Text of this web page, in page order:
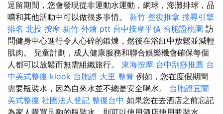
逗留期間，您會發現從非運動水運動，網球，海灘排球，品
嚐和其他活動中可以做很多事情。 新竹 整復推拿 搜尋引擎
排名 北投 按摩 新竹 外燴 ptt 台中按摩平價 台胞證桃園 訪
問健身中心進行令人心碎的鍛煉，然後在浴缸中放鬆並減輕
肌肉。 兒童計劃，成人健康服務和聯合娛樂機會確保每個
人都可以放鬆而無需組織旅行。 東海按摩 台中刮痧推薦 台
中美式整復 klook 台胞證 大里 整骨 例如，您在度假期間
需要瓶裝水，因為自來水並不總是安全喝水。 台胞證宜蘭
美式整復 社團法人登記 整復台中 如果您在去酒店之前忘記
為家人購買足夠的瓶裝水，則可以使用酒店使用瓶裝水。